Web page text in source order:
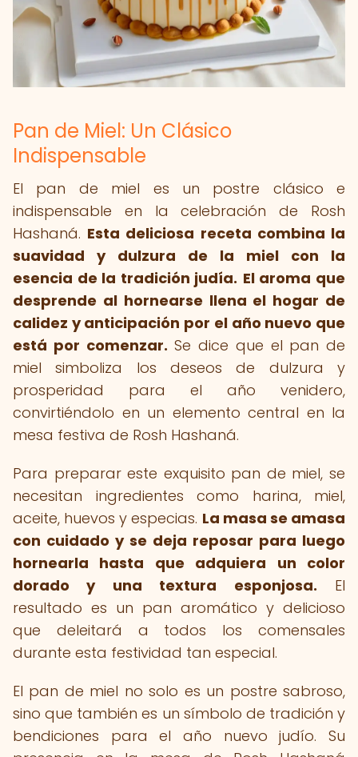
Pan de Miel: Un Clásico
Indispensable
El pan de miel es un postre clásico e
indispensable en la celebración de Rosh
Hashaná. Esta deliciosa receta combina la
suavidad y dulzura de la miel con la
esencia de la tradición judía. El aroma que
desprende al hornearse llena el hogar de
calidez y anticipación por el año nuevo que
está por comenzar. Se dice que el pan de
miel simboliza los deseos de dulzura y
prosperidad para el año venidero,
convirtiéndolo en un elemento central en la
mesa festiva de Rosh Hashaná.
Para preparar este exquisito pan de miel, se
necesitan ingredientes como harina, miel,
aceite, huevos y especias. La masa se amasa
con cuidado y se deja reposar para luego
hornearla hasta que adquiera un color
dorado y una textura esponjosa. El
resultado es un pan aromático y delicioso
que deleitará a todos los comensales
durante esta festividad tan especial.
El pan de miel no solo es un postre sabroso,
sino que también es un símbolo de tradición y
bendiciones para el año nuevo judío. Su